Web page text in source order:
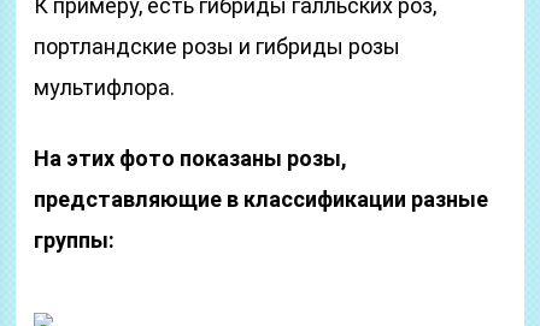
К примеру, есть гибриды галльских роз,
портландские розы и гибриды розы
мультифлора.
На этих фото показаны розы,
представляющие в классификации разные
группы: